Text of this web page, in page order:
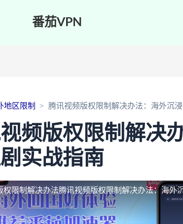
番茄VPN
地区限制 腾讯视频版权限制解决办法：海外沉
频版权限制解决
实战指南
权限制解决办法腾讯视频版权限制解决办法：海外